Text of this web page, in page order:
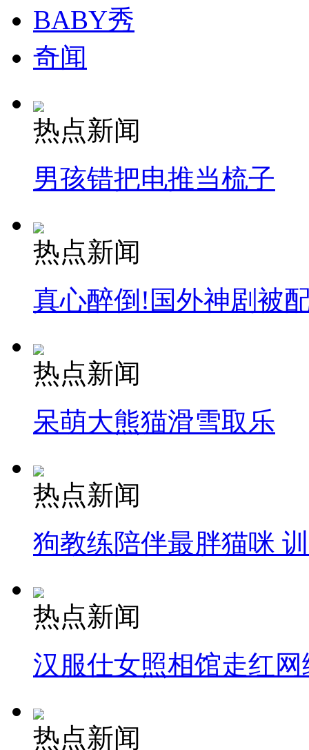
BABY秀
奇闻
热点新闻
男孩错把电推当梳子
热点新闻
真心醉倒!国外神剧被
热点新闻
呆萌大熊猫滑雪取乐
热点新闻
狗教练陪伴最胖猫咪
热点新闻
汉服仕女照相馆走红网
热点新闻